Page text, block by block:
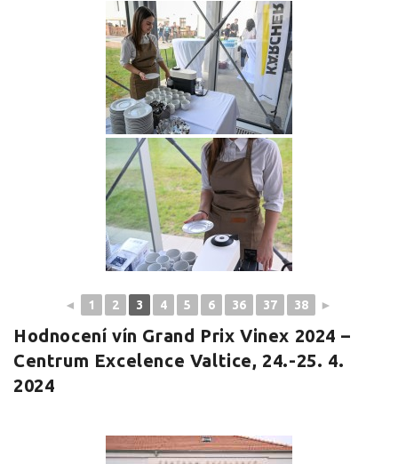
◄ 1 2 3 4 5 6 36 37 38 ►
Hodnocení vín Grand Prix Vinex 2024 –
Centrum Excelence Valtice, 24.-25. 4.
2024